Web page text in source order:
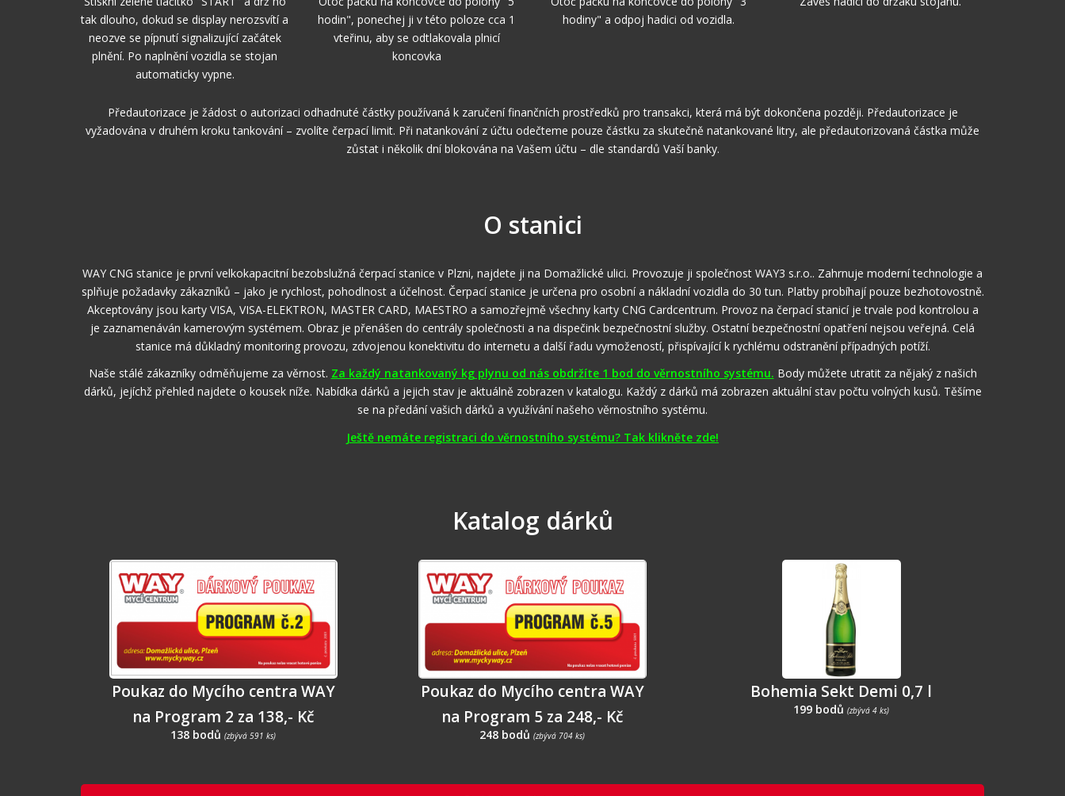
tak dlouho, dokud se display nerozsvítí a
neozve se pípnutí signalizující začátek
plnění. Po naplnění vozidla se stojan
automaticky vypne.
hodin", ponechej ji v této poloze cca 1
vteřinu, aby se odtlakovala plnicí
koncovka
hodiny" a odpoj hadici od vozidla.
Předautorizace je žádost o autorizaci odhadnuté částky používaná k zaručení finančních prostředků pro transakci, která má být dokončena později. Předautorizace je
vyžadována v druhém kroku tankování – zvolíte čerpací limit. Při natankování z účtu odečteme pouze částku za skutečně natankované litry, ale předautorizovaná částka může
zůstat i několik dní blokována na Vašem účtu – dle standardů Vaší banky.
O stanici
WAY CNG stanice je první velkokapacitní bezobslužná čerpací stanice v Plzni, najdete ji na Domažlické ulici. Provozuje ji společnost WAY3 s.r.o.. Zahrnuje moderní technologie a
splňuje požadavky zákazníků – jako je rychlost, pohodlnost a účelnost. Čerpací stanice je určena pro osobní a nákladní vozidla do 30 tun. Platby probíhají pouze bezhotovostně.
Akceptovány jsou karty VISA, VISA-ELEKTRON, MASTER CARD, MAESTRO a samozřejmě všechny karty CNG Cardcentrum. Provoz na čerpací stanicí je trvale pod kontrolou a
je zaznamenáván kamerovým systémem. Obraz je přenášen do centrály společnosti a na dispečink bezpečnostní služby. Ostatní bezpečnostní opatření nejsou veřejná. Celá
stanice má důkladný monitoring provozu, zdvojenou konektivitu do internetu a další řadu vymožeností, přispívající k rychlému odstranění případných potíží.
Naše stálé zákazníky odměňujeme za věrnost. Za každý natankovaný kg plynu od nás obdržíte 1 bod do věrnostního systému. Body můžete utratit za nějaký z našich
dárků, jejíchž přehled najdete o kousek níže. Nabídka dárků a jejich stav je aktuálně zobrazen v katalogu. Každý z dárků má zobrazen aktuální stav počtu volných kusů. Těšíme
se na předání vašich dárků a využívání našeho věrnostního systému.
Ještě nemáte registraci do věrnostního systému? Tak klikněte zde!
Katalog dárků
Poukaz do Mycího centra WAY
na Program 2 za 138,- Kč
138 bodů(zbývá 591 ks)
Poukaz do Mycího centra WAY
na Program 5 za 248,- Kč
248 bodů(zbývá 704 ks)
Bohemia Sekt Demi 0,7 l
199 bodů(zbývá 4 ks)